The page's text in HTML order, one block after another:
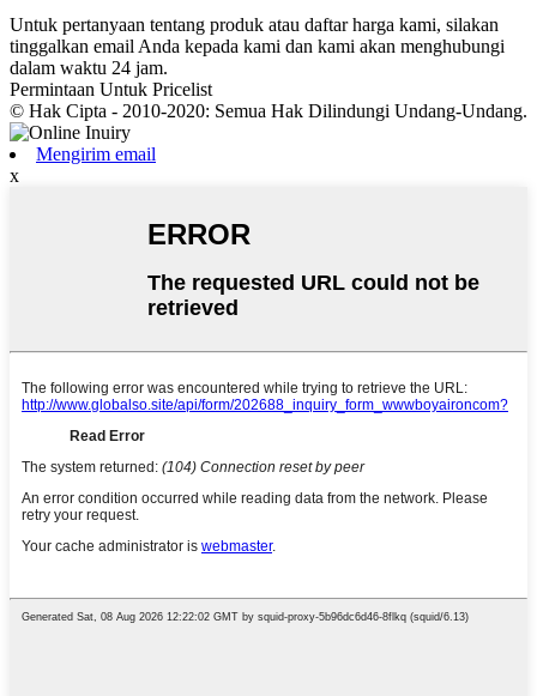
Untuk pertanyaan tentang produk atau daftar harga kami, silakan
tinggalkan email Anda kepada kami dan kami akan menghubungi
dalam waktu 24 jam.
Permintaan Untuk Pricelist
© Hak Cipta - 2010-2020: Semua Hak Dilindungi Undang-Undang.
Mengirim email
x